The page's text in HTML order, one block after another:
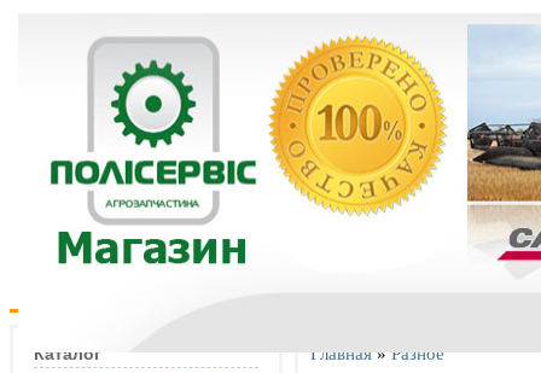
Каталог Главная»Разное